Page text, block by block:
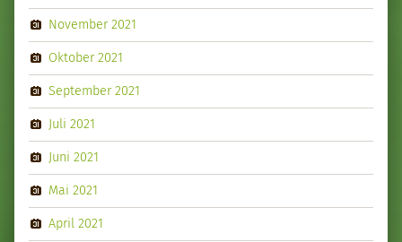
November 2021
Oktober 2021
September 2021
Juli 2021
Juni 2021
Mai 2021
April 2021